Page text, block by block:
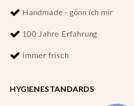
Handmade - gönn ich mir
100 Jahre Erfahrung
Immer frisch
HYGIENESTANDARDS